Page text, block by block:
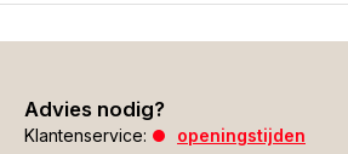
Advies nodig?
Klantenservice:
openingstijden